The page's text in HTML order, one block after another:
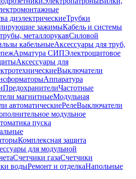
диэлектрическиеТрубки
зажимыКабель и системы
металлорукавСиловой
кабельныеАксессуары для труб,
Арматура СИПЭлектрощитовое
Аксессуары для
Выключатели
Аппаратура
ПредохранителиЧастотные
магнитныеМодульная
автоматическиеРелеВыключатели
модульное
пуска
Комплексная защита
для модульной
Счетчики газаСчетчики
водыРемонт и отделкаНапольные